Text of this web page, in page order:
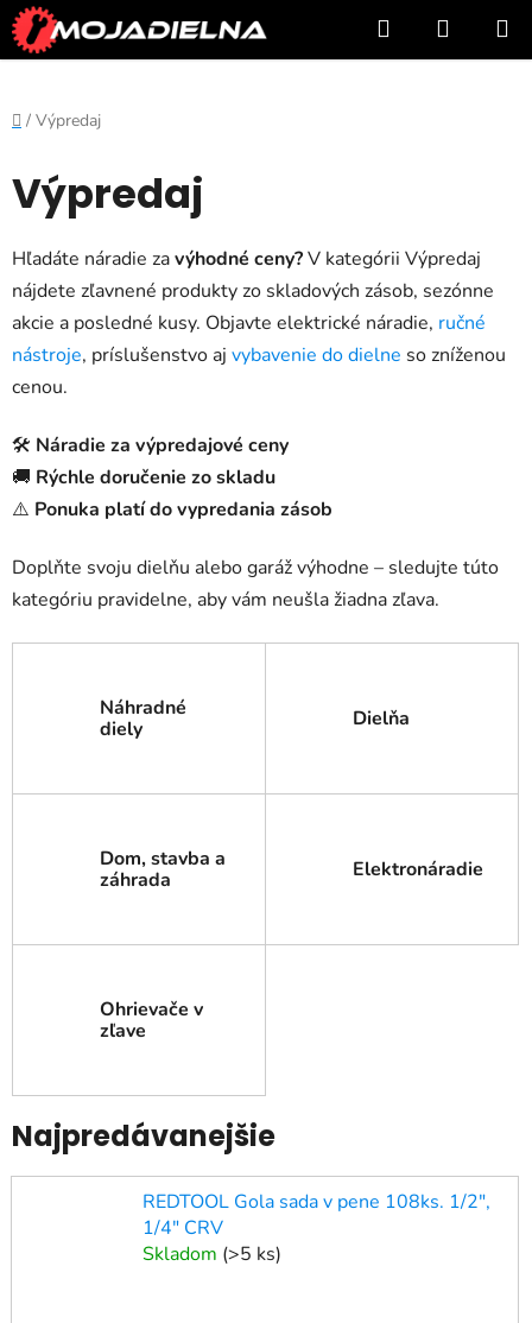
Prejsť
na
obsah
Hľadať
KOŠÍK
Domov
/ Výpredaj
Výpredaj
Hľadáte náradie zavýhodné ceny?V kategórii Výpredaj
nájdete zľavnené produkty zo skladových zásob, sezónne
akcie a posledné kusy. Objavte elektrické náradie, ručné
nástroje, príslušenstvo aj vybavenie do dielne so zníženou
cenou.
🛠️ Náradie za výpredajové ceny
🚚 Rýchle doručenie zo skladu
⚠️ Ponuka platí do vypredania zásob
Doplňte svoju dielňu alebo garáž výhodne – sledujte túto
kategóriu pravidelne, aby vám neušla žiadna zľava.
Náhradné
diely
Dielňa
Dom, stavba a
záhrada
Elektronáradie
Ohrievače v
zľave
Najpredávanejšie
REDTOOL Gola sada v pene 108ks. 1/2",
1/4" CRV
Skladom (>5 ks)